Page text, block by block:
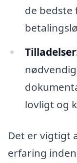
de bedste
lovligt og
Det er vigtigt
erfaring